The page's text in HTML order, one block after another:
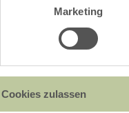
Marketing
Cookies zulassen